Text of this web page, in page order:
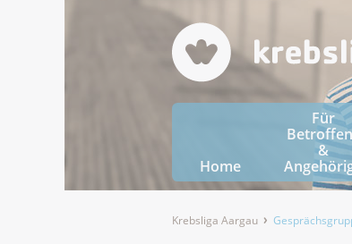
Home
Für
&
Krebsliga Aargau